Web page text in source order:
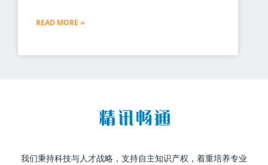
READ MORE »
我们秉持科技与人才战略，支持自主知识产权，着重培养专业